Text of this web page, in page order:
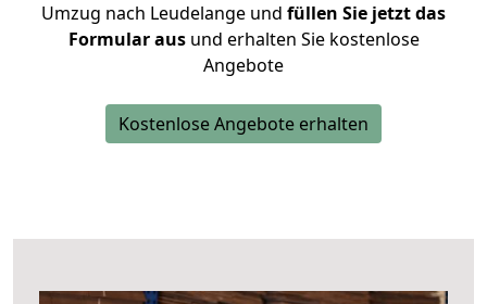
Umzug nach Leudelange und füllen Sie jetzt das
Formular ausund erhalten Sie kostenlose
Angebote
Kostenlose Angebote erhalten